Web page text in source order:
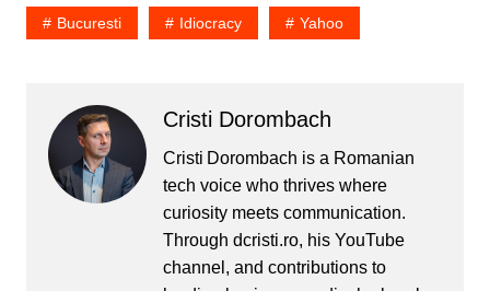
pentru binele firmei care
l-a creat vor muri cu
Bucuresti Idiocracy Yahoo
Cristi Dorombach
Cristi Dorombach is a Romanian
tech voice who thrives where
curiosity meets communication.
Through dcristi.ro, his YouTube
channel, and contributions to